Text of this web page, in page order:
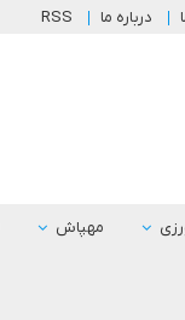
درباره ما RSS
مهپاش